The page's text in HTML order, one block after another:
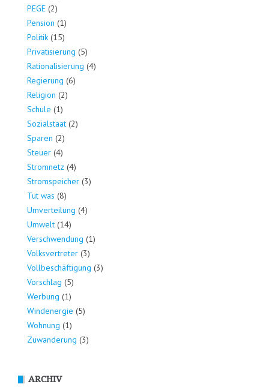
PEGE (2)
Pension (1)
Politik (15)
Privatisierung (5)
Rationalisierung (4)
Regierung (6)
Religion (2)
Schule (1)
Sozialstaat (2)
Sparen (2)
Steuer (4)
Stromnetz (4)
Stromspeicher (3)
Tut was (8)
Umverteilung (4)
Umwelt (14)
Verschwendung (1)
Volksvertreter (3)
Vollbeschäftigung (3)
Vorschlag (5)
Werbung (1)
Windenergie (5)
Wohnung (1)
Zuwanderung (3)
ARCHIV